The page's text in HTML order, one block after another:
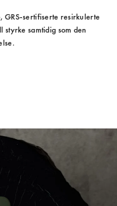
GRS-sertifiserte resirkulerte
styrke samtidig som den